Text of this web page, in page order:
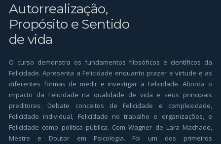
Autorrealização,
Propósito e Sentido
de vida
O curso demonstra os fundamentos filosóficos e científicos da
Felicidade. Apresenta a Felicidade enquanto prazer e virtude e as
diferentes formas de medir e investigar a Felicidade. Aborda o
impacto da Felicidade na qualidade de vida e seus principais
preditores. Debate conceitos de Felicidade e complexidade,
Felicidade individual, Felicidade no trabalho e organizações, e
Felicidade como política pública. Com Wagner de Lara Machado,
Mestre e Doutor em Psicologia. Foi um dos primeiros